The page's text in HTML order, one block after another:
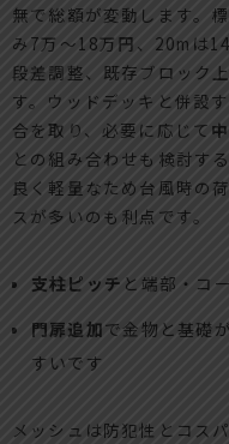
無で総額が変動します。
み7万～18万円、20mは
段差調整、既存ブロック
す。ウッドデッキと併設
合を取り、必要に応じて
との組み合わせも検討す
良く軽量なため台風時の
スが多いのも利点です。
支柱ピッチ と端部・コ
門扉追加で金物と基礎
すいです
メッシュは防犯性とコス